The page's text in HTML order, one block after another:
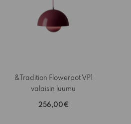
&Tradition Flowerpot VP1
valaisin luumu
256,00€